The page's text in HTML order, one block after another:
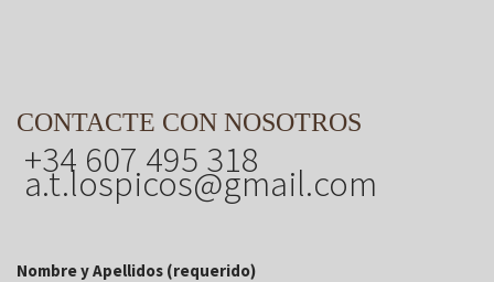
CONTACTE CON NOSOTROS
+34 607 495 318
a.t.lospicos@gmail.com
Nombre y Apellidos (requerido)